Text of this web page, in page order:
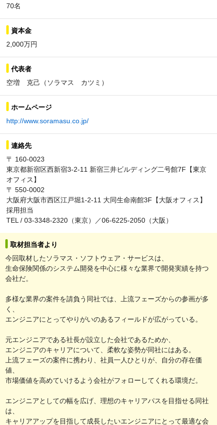
70名
資本金
2,000万円
代表者
空増 克己（ソラマス カツミ）
ホームページ
http://www.soramasu.co.jp/
連絡先
〒 160-0023
東京都新宿区西新宿3-2-11 新宿三井ビルディング二号館7F【東京
オフィス】
〒 550-0002
大阪府大阪市西区江戸堀1-2-11 大同生命南館3F【大阪オフィス】
採用担当
TEL / 03-3348-2320（東京）／06-6225-2050（大阪）
取材担当者より
今回取材したソラマス・ソフトウェア・サービスは、
生命保険関係のシステム開発を中心に様々な業界で開発実績を持つ
会社だ。
多様な業界の案件を請負う同社では、上流フェーズからの参画が多
く、
エンジニアにとってやりがいのあるフィールドが広がっている。
元エンジニアである社長が設立した会社であるためか、
エンジニアのキャリアについて、柔軟な姿勢が同社にはある。
上流フェーズの案件に携わり、社員一人ひとりが、自分の存在価
値、
市場価値を高めていけるよう会社がフォローしてくれる環境だ。
エンジニアとしての幅を広げ、理想のキャリアパスを目指せる同社
は、
キャリアアップを目指して成長したいエンジニアにとって最適な会